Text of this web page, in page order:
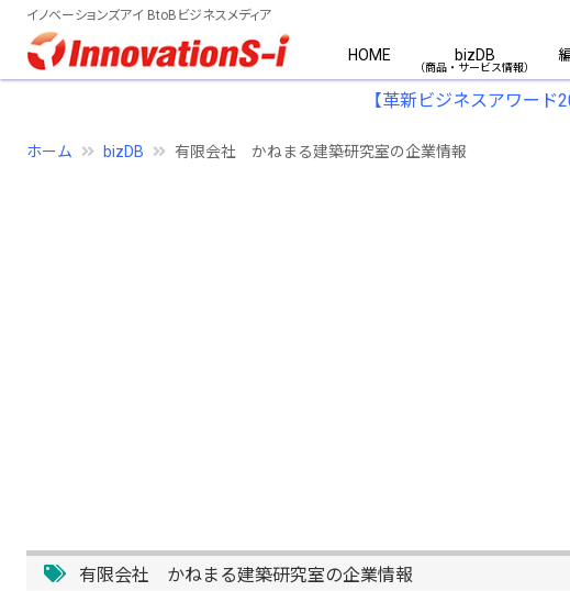
イノベーションズアイ BtoBビジネスメディア
HOME bizDB
【革新ビジネスアワー
ホーム bizDB 有限会社 かねまる建築研究室の企業情報
有限会社 かねまる建築研究室の企業情報